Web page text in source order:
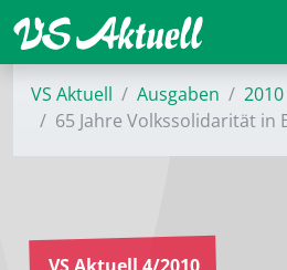
VS Aktuell Ausgaben 2010
65 Jahre Volkssolidarität in